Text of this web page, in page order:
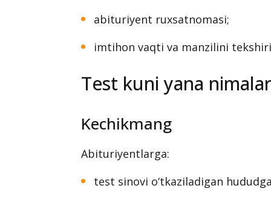
abituriyent ruxsatnomasi;
imtihon vaqti va manzilini
Test kuni yana
Kechikmang
Abituriyentlarga:
test sinovi o‘tkaziladigan